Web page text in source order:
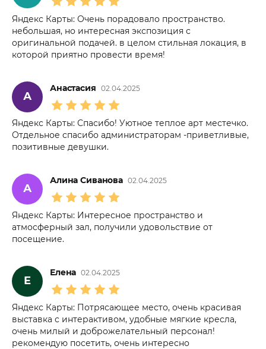
Яндекс Карты: Очень порадовало пространство.
небольшая, но интересная экспозиция с
оригинальной подачей. в целом стильная локация, в
которой приятно провести время!
А
Анастасия 02.04.2025
Яндекс Карты: Спасибо! Уютное теплое арт местечко.
Отдельное спасибо администраторам -приветливые,
позитивные девушки.
А
Алина Сиванова 02.04.2025
Яндекс Карты: Интересное пространство и
атмосферный зал, получили удовольствие от
посещение.
Е
Елена 02.04.2025
Яндекс Карты: Потрясающее место, очень красивая
выставка с интерактивом, удобные мягкие кресла,
очень милый и доброжелательный персонал!
рекомендую посетить, очень интересно